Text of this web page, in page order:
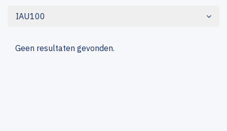
IAU100
Geen resultaten gevonden.